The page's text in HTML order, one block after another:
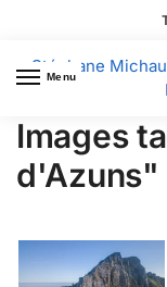
Menu
Stéphane
Images
d'Azuns"